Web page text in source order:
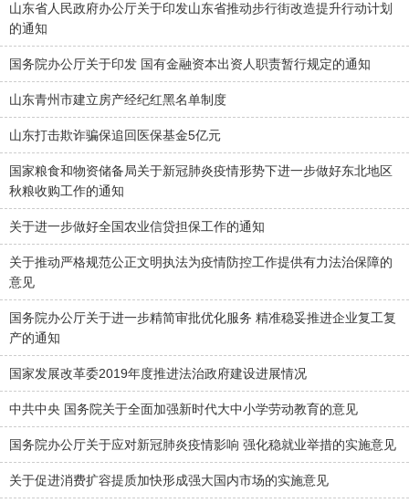
山东省人民政府办公厅关于印发山东省推动步行街改造提升行动计划
的通知
国务院办公厅关于印发 国有金融资本出资人职责暂行规定的通知
山东青州市建立房产经纪红黑名单制度
山东打击欺诈骗保追回医保基金5亿元
国家粮食和物资储备局关于新冠肺炎疫情形势下进一步做好东北地区
秋粮收购工作的通知
关于进一步做好全国农业信贷担保工作的通知
关于推动严格规范公正文明执法为疫情防控工作提供有力法治保障的
意见
国务院办公厅关于进一步精简审批优化服务 精准稳妥推进企业复工复
产的通知
国家发展改革委2019年度推进法治政府建设进展情况
中共中央 国务院关于全面加强新时代大中小学劳动教育的意见
国务院办公厅关于应对新冠肺炎疫情影响 强化稳就业举措的实施意见
关于促进消费扩容提质加快形成强大国内市场的实施意见